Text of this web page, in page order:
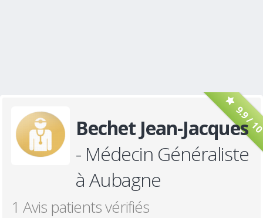
9.9 /
Bechet Jean-Jacques
- Médecin Généraliste
à Aubagne
1 Avis patients vérifiés